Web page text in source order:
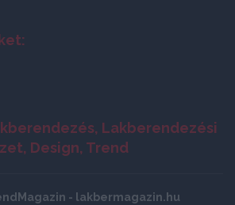
Lakberendezési
Design, Trend
- lakbermagazin.hu